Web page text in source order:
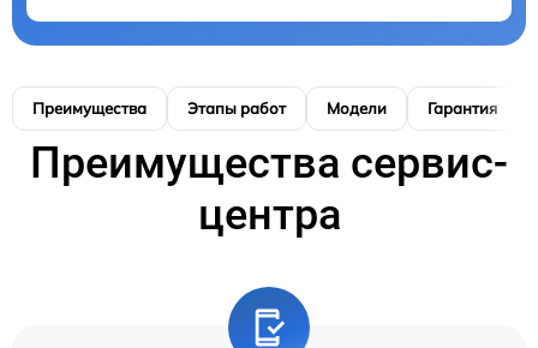
Преимущества Этапы работ Модели Гарантия
Преимущества сервис-
центра